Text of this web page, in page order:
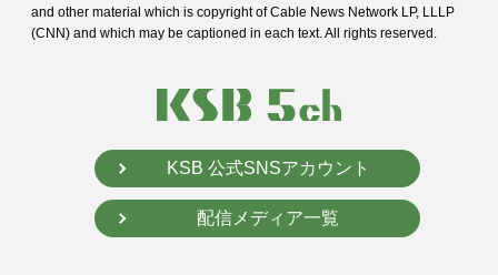
and other material which is copyright of Cable News Network LP, LLLP
(CNN) and which may be captioned in each text. All rights reserved.
KSB 公式SNSアカウント
配信メディア一覧